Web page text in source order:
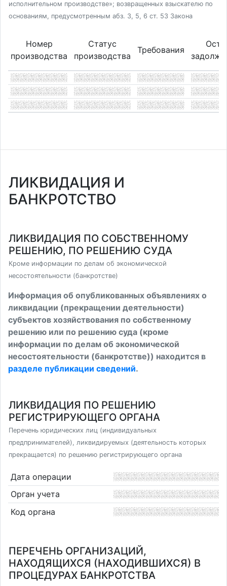
исполнительном производстве»; возвращенных взыскателю по
основаниям, предусмотренным абз. 3, 5, 6 ст. 53 Закона
Номер
производства
Статус
производства
Требования
ЛИКВИДАЦИЯ И
БАНКРОТСТВО
ЛИКВИДАЦИЯ ПО СОБСТВЕННОМУ
РЕШЕНИЮ, ПО РЕШЕНИЮ СУДА
Кроме информации по делам об экономической
несостоятельности (банкротстве)
Информация об опубликованных объявлениях о
ликвидации (прекращении деятельности)
субъектов хозяйствования по собственному
решению или по решению суда (кроме
информации по делам об экономической
несостоятельности (банкротстве)) находится в
разделе публикации сведений.
ЛИКВИДАЦИЯ ПО РЕШЕНИЮ
РЕГИСТРИРУЮЩЕГО ОРГАНА
Перечень юридических лиц (индивидуальных
предпринимателей), ликвидируемых (деятельность которых
прекращается) по решению регистрирующего органа
Дата операции
Орган учета
Код органа
ПЕРЕЧЕНЬ ОРГАНИЗАЦИЙ,
НАХОДЯЩИХСЯ (НАХОДИВШИХСЯ) В
ПРОЦЕДУРАХ БАНКРОТСТВА